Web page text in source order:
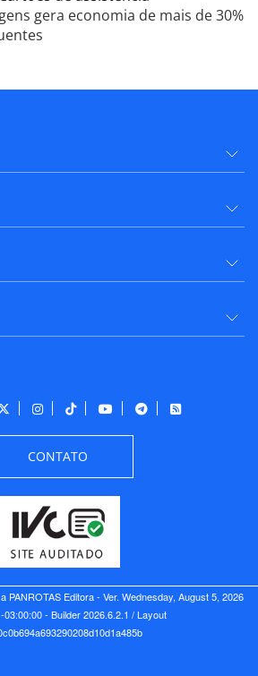
gera economia de mais de 30%
CONTATO
PANROTAS Editora - Ver. Wednesday, August 5, 2026
03:00:00 - Builder 2026.6.2.1 / Layout